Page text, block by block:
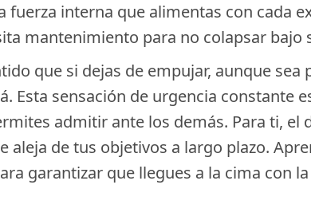
interna que alimentas con cada
mantenimiento para no colapsar bajo
que si dejas de empujar, aunque
Esta sensación de urgencia constante
admitir ante los demás. Para ti, el
aleja de tus objetivos a largo plazo.
garantizar que llegues a la cima con